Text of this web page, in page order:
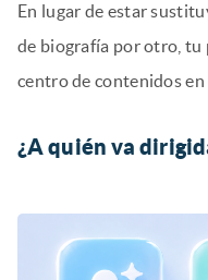
En lugar de estar
de biografía por otro, tu
centro de contenidos
¿A quién va